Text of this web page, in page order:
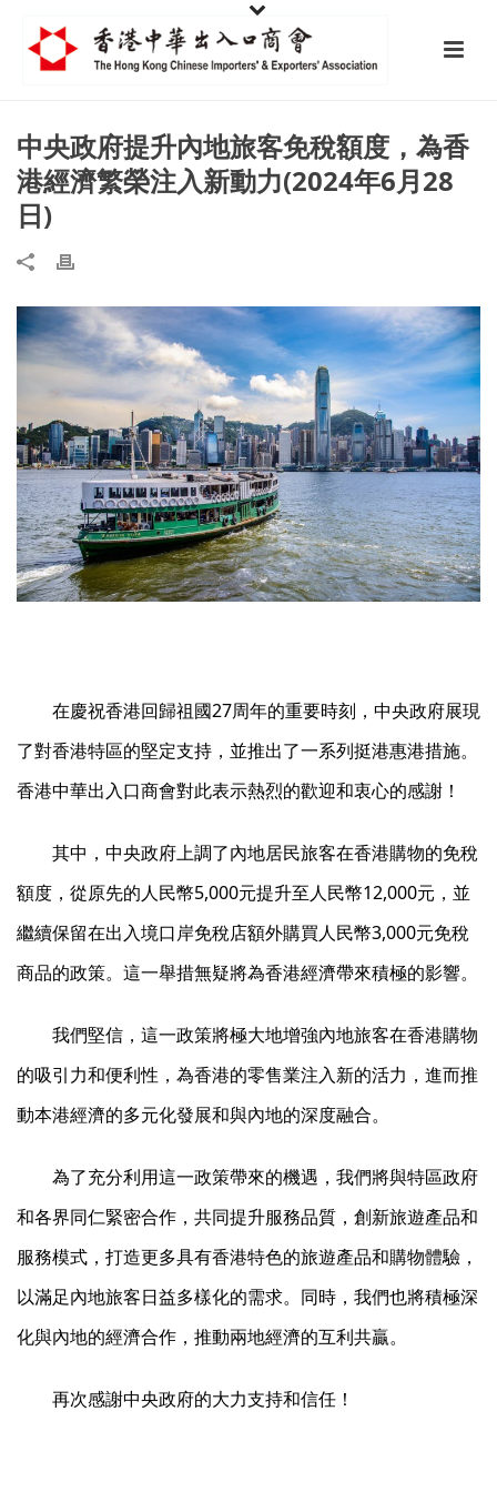
中央政府提升內地旅客免稅額度，為香
港經濟繁榮注入新動力(2024年6月28
日)
在慶祝香港回歸祖國27周年的重要時刻，中央政府展現
了對香港特區的堅定支持，並推出了一系列挺港惠港措施。
香港中華出入口商會對此表示熱烈的歡迎和衷心的感謝！
其中，中央政府上調了內地居民旅客在香港購物的免稅
額度，從原先的人民幣5,000元提升至人民幣12,000元，並
繼續保留在出入境口岸免稅店額外購買人民幣3,000元免稅
商品的政策。這一舉措無疑將為香港經濟帶來積極的影響。
我們堅信，這一政策將極大地增強內地旅客在香港購物
的吸引力和便利性，為香港的零售業注入新的活力，進而推
動本港經濟的多元化發展和與內地的深度融合。
為了充分利用這一政策帶來的機遇，我們將與特區政府
和各界同仁緊密合作，共同提升服務品質，創新旅遊產品和
服務模式，打造更多具有香港特色的旅遊產品和購物體驗，
以滿足內地旅客日益多樣化的需求。同時，我們也將積極深
化與內地的經濟合作，推動兩地經濟的互利共贏。
再次感謝中央政府的大力支持和信任！